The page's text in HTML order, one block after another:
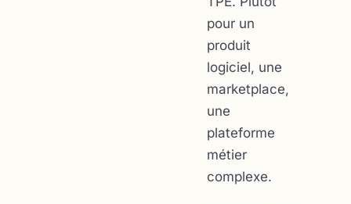
pour un
produit
logiciel, une
marketplace,
une
plateforme
métier
complexe.